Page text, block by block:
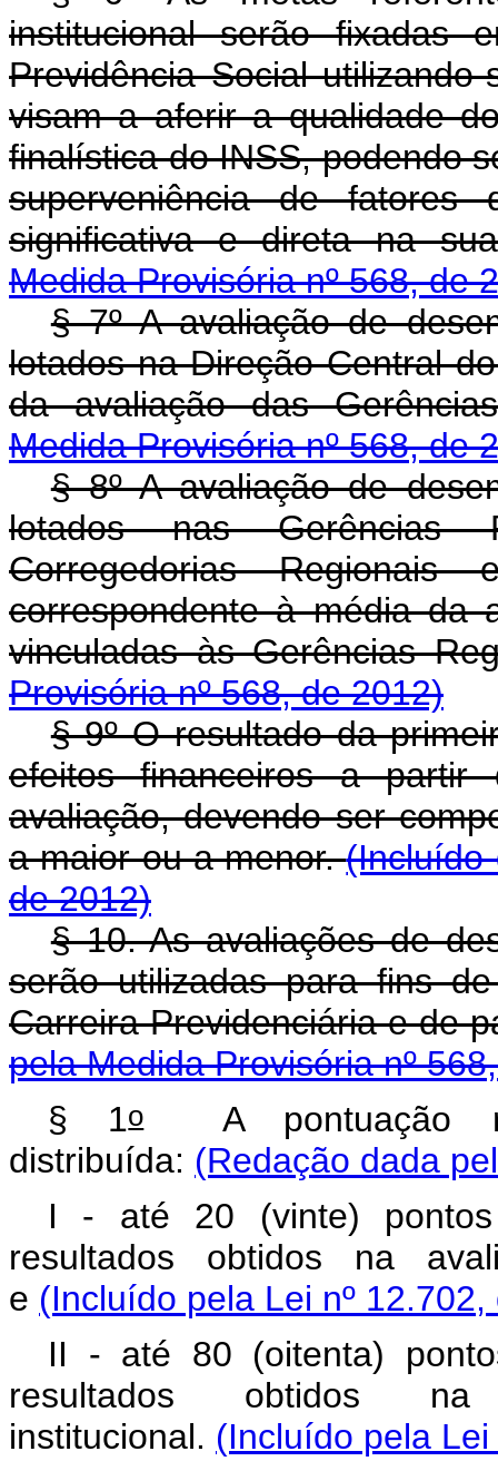
institucional serão fixadas
Previdência Social
visam a aferir a qualidade
finalística do INSS, podendo
superveniência de fatores
significativa e direta na
Medida Provisória nº 568, de
§ 7º A avaliação de
lotados na Direção Central
da avaliação das
Medida Provisória nº 568, de
§ 8º A avaliação de
lotados nas Gerências
Corregedorias Regionais
correspondente à média da
vinculadas às Gerências
Provisória nº 568, de 2012)
§ 9º O resultado da
efeitos financeiros a
avaliação, devendo ser
a maior ou a menor.(Incluído
de 2012)
§ 10. As avaliações de
serão utilizadas para
Carreira Previdenciária e de
pela Medida Provisória nº
§ 1oA pontuação
distribuída: (Redação dada
I - até 20 (vinte)
resultados obtidos na
e (Incluído pela Lei nº
II - até 80 (oitenta)
resultados obtidos
institucional. (Incluído pela